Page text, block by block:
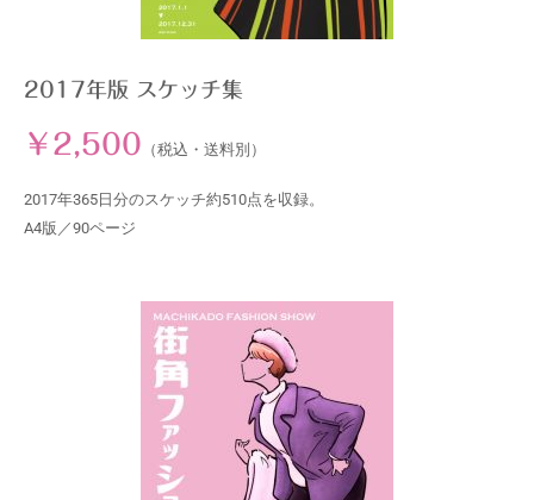
2017年版 スケッチ集
￥2,500 （税込・送料別）
2017年365日分のスケッチ約510点を収録。
A4版／90ページ